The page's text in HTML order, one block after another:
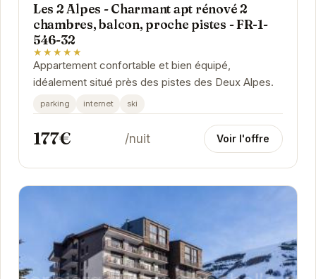
Les 2 Alpes - Charmant apt rénové 2
chambres, balcon, proche pistes - FR-1-
546-32
★★★★★
Appartement confortable et bien équipé,
idéalement situé près des pistes des Deux Alpes.
parking internet ski
177€ /nuit Voir l'offre